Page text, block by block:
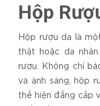
Hộp
Hộp rượu da là
thật hoặc da
rượu. Không chỉ
và ánh sáng, hộp
thể hiện đẳng cấp